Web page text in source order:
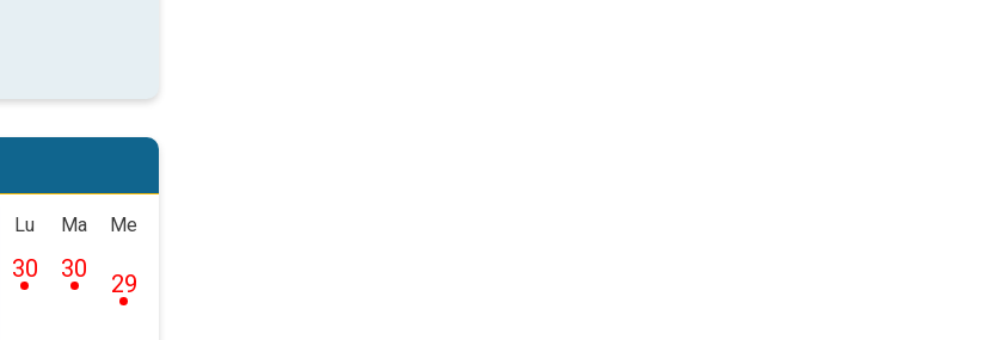
Lu
30
Ma
30
Me
29